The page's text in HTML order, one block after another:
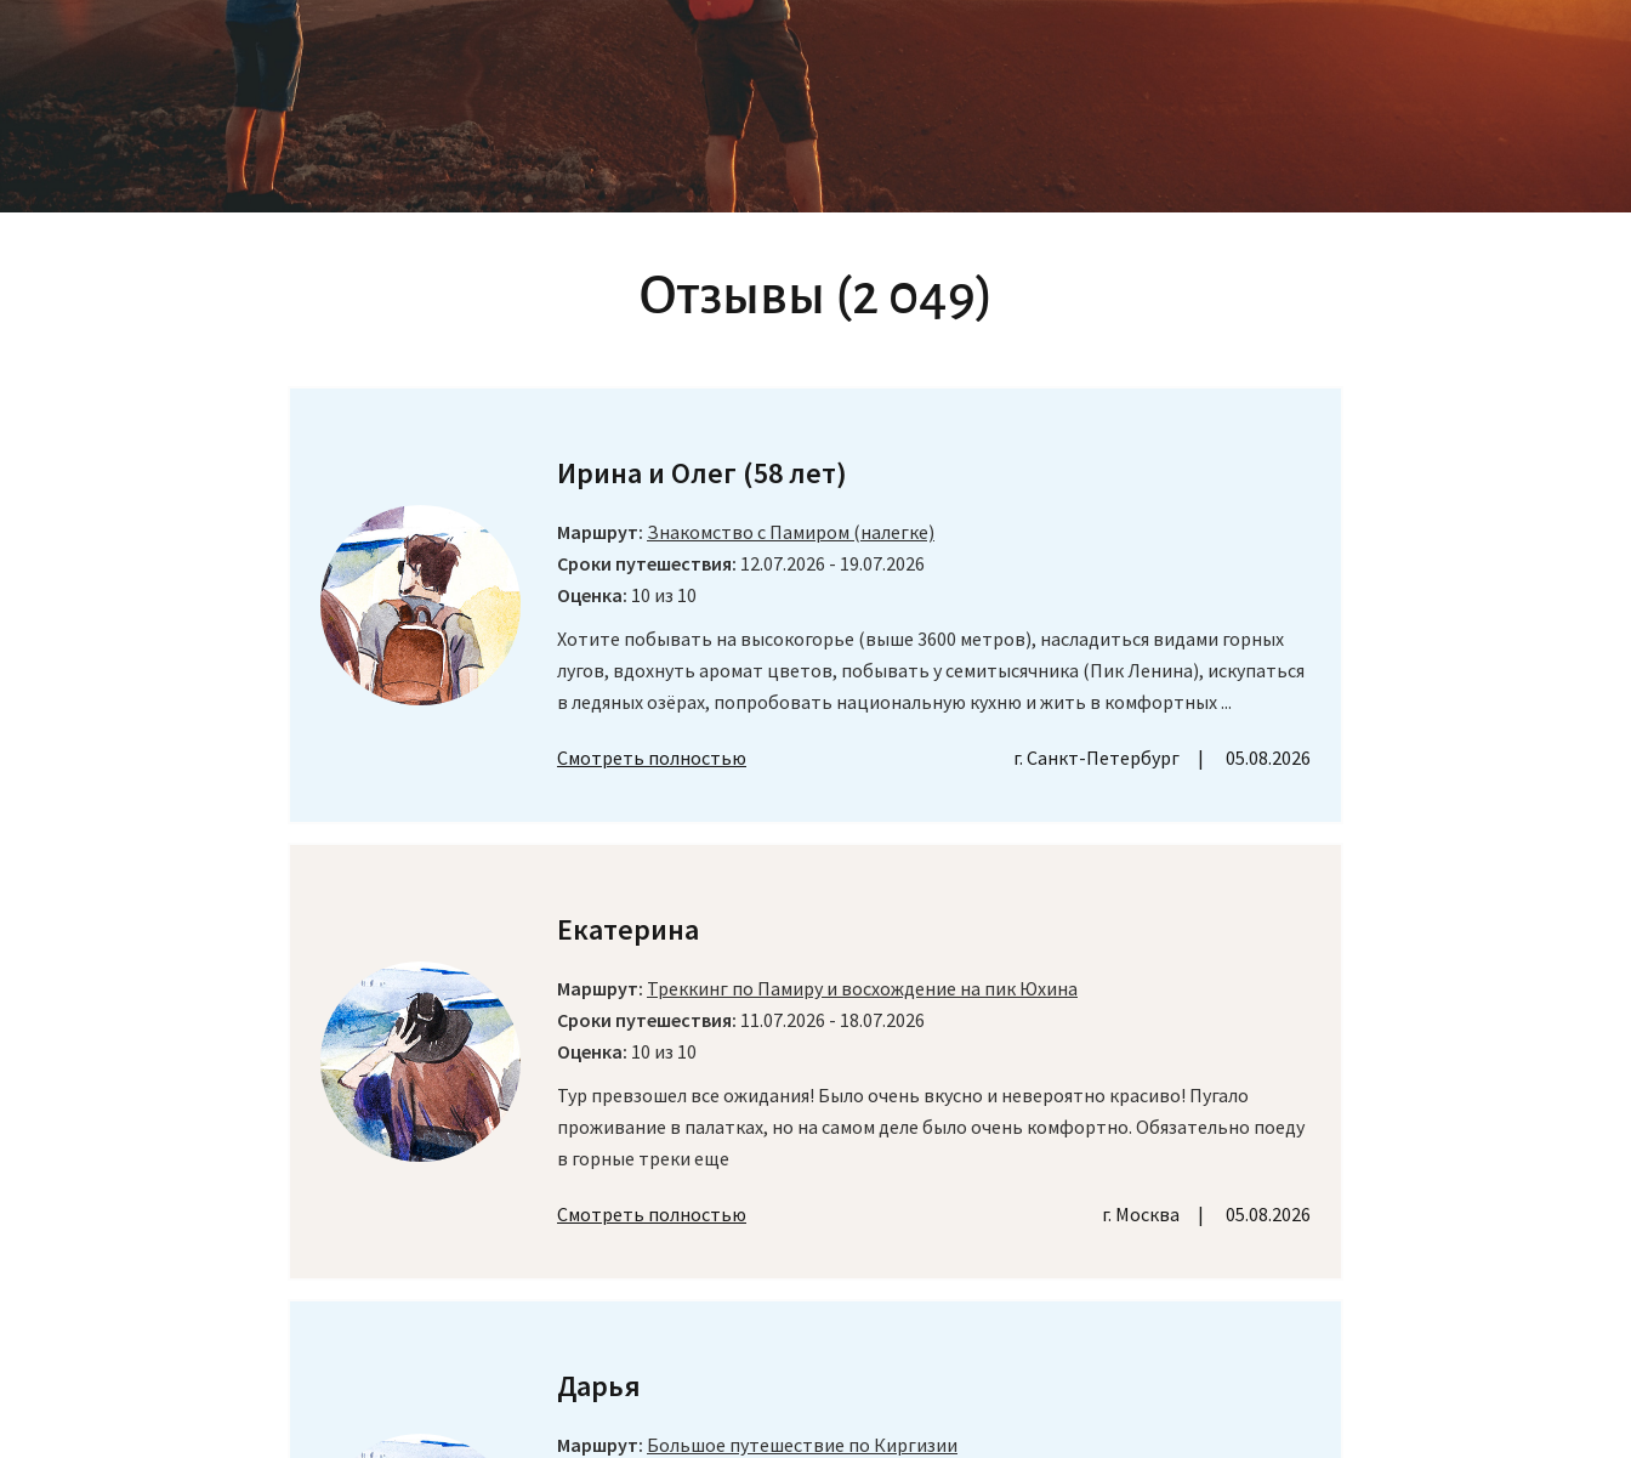
Отзывы (2 049)
Ирина и Олег (58 лет)
Маршрут: Знакомство с Памиром (налегке)
Сроки путешествия: 12.07.2026 - 19.07.2026
Оценка: 10 из 10
Хотите побывать на высокогорье (выше 3600 метров), насладиться видами горных
лугов, вдохнуть аромат цветов, побывать у семитысячника (Пик Ленина), искупаться
в ледяных озёрах, попробовать национальную кухню и жить в комфортных ...
Смотреть полностью г. Санкт-Петербург 05.08.2026
Екатерина
Маршрут: Треккинг по Памиру и восхождение на пик Юхина
Сроки путешествия: 11.07.2026 - 18.07.2026
Оценка: 10 из 10
Тур превзошел все ожидания! Было очень вкусно и невероятно красиво! Пугало
проживание в палатках, но на самом деле было очень комфортно. Обязательно поеду
в горные треки еще
Смотреть полностью г. Москва 05.08.2026
Дарья
Маршрут: Большое путешествие по Киргизии